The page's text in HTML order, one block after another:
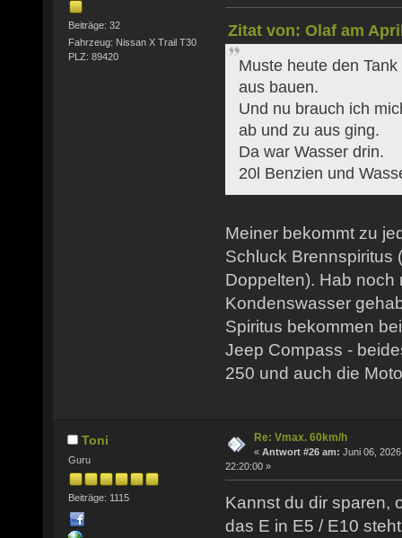
Beiträge: 32
Fahrzeug: Nissan X Trail T30
PLZ: 89420
Zitat von: Olaf am
Muste heute den
aus bauen.
Und nu brauch ich
ab und zu aus ging.
Da war Wasser drin.
20l Benzien und
Meiner bekommt zu
Schluck Brennspiritus
Doppelten). Hab noch
Kondenswasser
Spiritus bekommen
Jeep Compass -
250 und auch die
Toni
Guru
Beiträge: 1115
Re: Vmax. 60km/h
« Antwort #26 am: Juni 06,
22:20:00 »
Kannst du dir sparen,
das E in E5 / E10